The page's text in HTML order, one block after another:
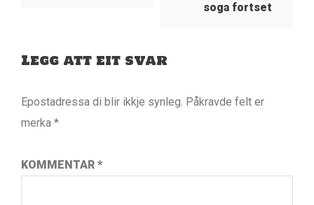
soga fortset
Legg att eit svar
Epostadressa di blir ikkje synleg. Påkravde felt er
merka *
KOMMENTAR *